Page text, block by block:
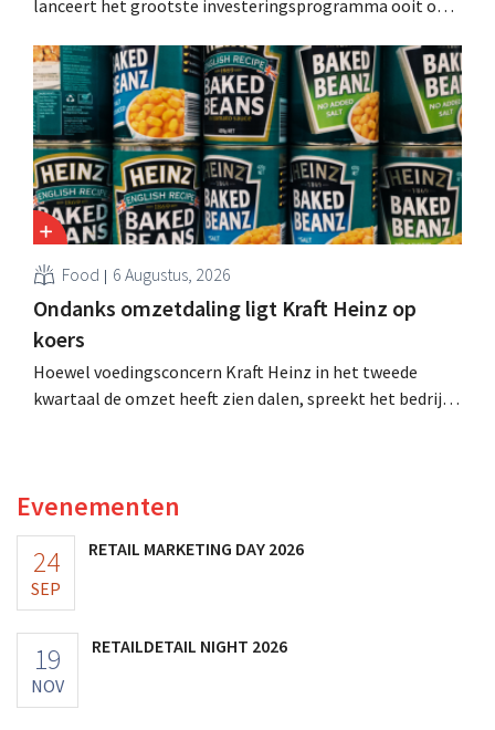
lanceert het grootste investeringsprogramma ooit om
moeten dit momentum grijpen”.
Food 6 Augustus, 2026
Ondanks omzetdaling ligt Kraft Heinz op
koers
Hoewel voedingsconcern Kraft Heinz in het tweede
kwartaal de omzet heeft zien dalen, spreekt het bedrijf
Evenementen
24
SEP
RETAIL MARKETING DAY 2026
19
NOV
RETAILDETAIL NIGHT 2026